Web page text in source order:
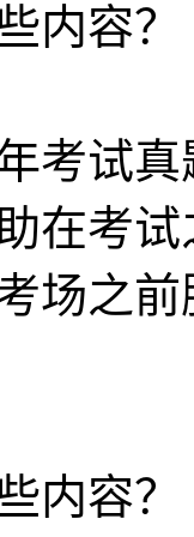
内容？
考试
在考
场之
内容？